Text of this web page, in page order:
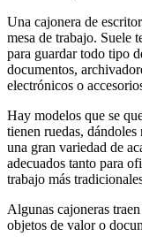
Una cajonera de
mesa de trabajo. Suele
para guardar todo tipo
documentos,
electrónicos o
Hay modelos que se
tienen ruedas,
una gran variedad de
adecuados tanto para
trabajo más
Algunas cajoneras
objetos de valor o